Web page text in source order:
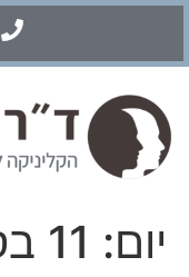
יום: 11 בספטמבר 2024